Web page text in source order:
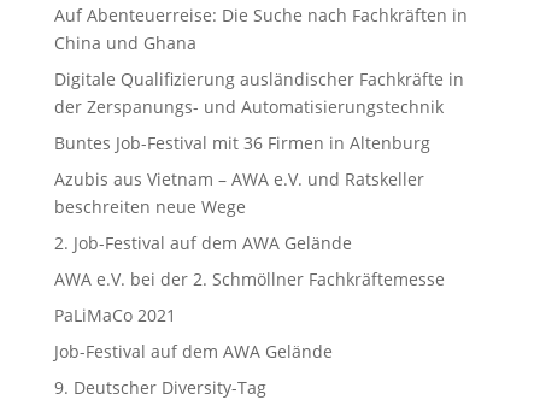
Auf Abenteuerreise: Die Suche nach Fachkräften in
China und Ghana
Digitale Qualifizierung ausländischer Fachkräfte in
der Zerspanungs- und Automatisierungstechnik
Buntes Job-Festival mit 36 Firmen in Altenburg
Azubis aus Vietnam – AWA e.V. und Ratskeller
beschreiten neue Wege
2. Job-Festival auf dem AWA Gelände
AWA e.V. bei der 2. Schmöllner Fachkräftemesse
PaLiMaCo 2021
Job-Festival auf dem AWA Gelände
9. Deutscher Diversity-Tag